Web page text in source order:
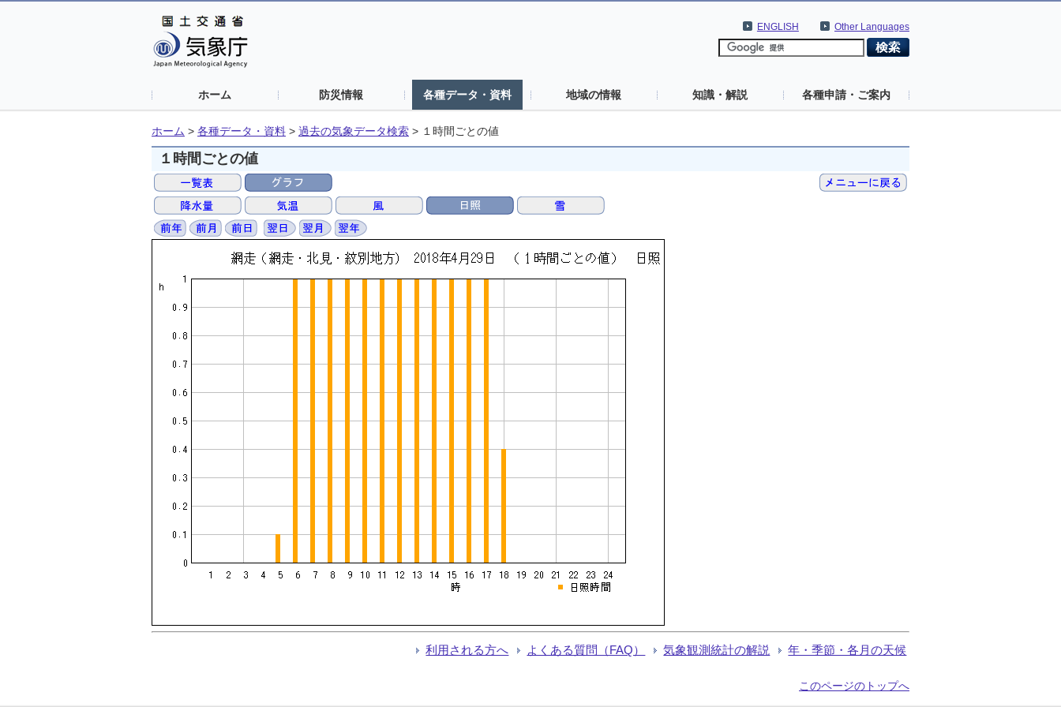
Other Languages
ENGLISH
ホーム 防災情報 各種データ・資料 地域の情報 知識・解説 各種申請・ご案内
ホーム > 各種データ・資料 > 過去の気象データ検索 > １時間ごとの値
１時間ごとの値
利用される方へ よくある質問（FAQ） 気象観測統計の解説 年・季節・各月の天候
このページのトップへ